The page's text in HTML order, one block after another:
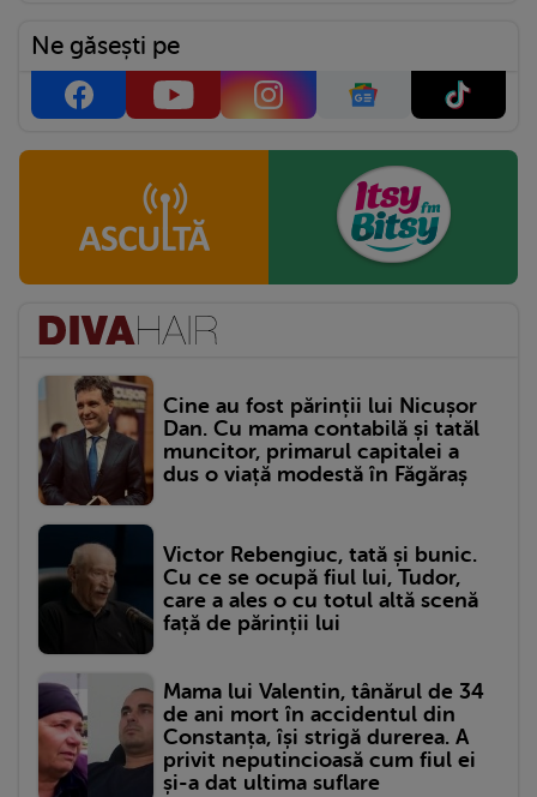
Ne găsești pe
Cine au fost părinții lui Nicușor
Dan. Cu mama contabilă și tatăl
muncitor, primarul capitalei a
dus o viață modestă în Făgăraș
Victor Rebengiuc, tată și bunic.
Cu ce se ocupă fiul lui, Tudor,
care a ales o cu totul altă scenă
față de părinții lui
Mama lui Valentin, tânărul de 34
de ani mort în accidentul din
Constanța, își strigă durerea. A
privit neputincioasă cum fiul ei
și-a dat ultima suflare